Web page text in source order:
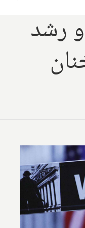
رشد